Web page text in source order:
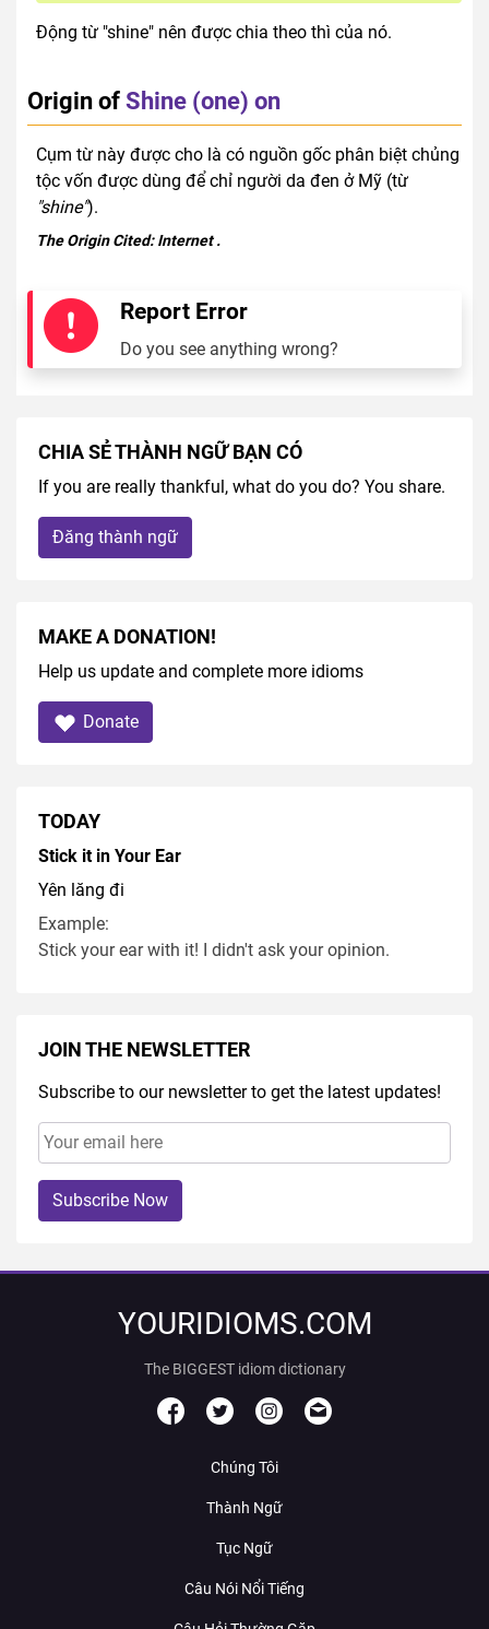
Động từ "shine" nên được chia theo thì của nó.
Origin ofShine (one) on
Cụm từ này được cho là có nguồn gốc phân biệt chủng
tộc vốn được dùng để chỉ người da đen ở Mỹ (từ
"shine").
The Origin Cited:Internet.
Report Error
Do you see anything wrong?
CHIA SẺ THÀNH NGỮ BẠN CÓ
If you are really thankful, what do you do? You share.
Đăng thành ngữ
MAKE A DONATION!
Help us update and complete more idioms
Donate
TODAY
Stick it in Your Ear
Yên lăng đi
Example:
Stick your ear with it! I didn't ask your opinion.
JOIN THE NEWSLETTER
Subscribe to our newsletter to get the latest updates!
Subscribe Now
YOURIDIOMS.COM
The BIGGEST idiom dictionary
Chúng Tôi
Thành Ngữ
Tục Ngữ
Câu Nói Nổi Tiếng